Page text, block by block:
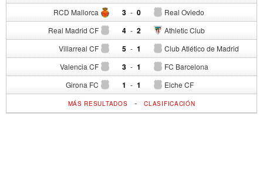
RCD Mallorca 3 - Real Oviedo
0
Real Madrid CF 4 - Athletic Club
2
Villarreal CF 5 - Club Atlético de Madrid
1
Valencia CF 3 - FC Barcelona
1
Girona FC 1 - Elche CF
1
MÁS RESULTADOS -CLASIFICACIÓN